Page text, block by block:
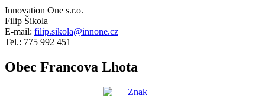
Innovation One s.r.o.
Filip Šikola
E-mail: filip.sikola@innone.cz
Tel.: 775 992 451
Obec Francova Lhota